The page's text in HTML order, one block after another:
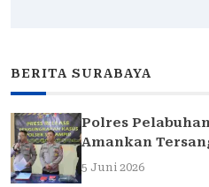
BERITA SURABAYA
Polres
Amankan
Traffic Light di
5 Juni 2026